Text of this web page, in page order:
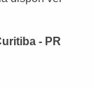
- PR